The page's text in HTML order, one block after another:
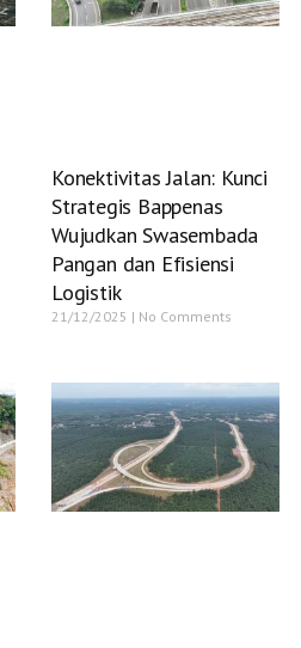
Konektivitas Jalan: Kunci
Strategis Bappenas
Wujudkan Swasembada
Pangan dan Efisiensi
Logistik
21/12/2025 No Comments